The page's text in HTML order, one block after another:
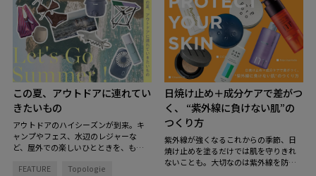
この夏、アウトドアに連れてい
きたいもの
アウトドアのハイシーズンが到来。キ
ャンプやフェス、水辺のレジャーな
ど、屋外での楽しいひとときを、もっ
えました。 とっておきのアイテムを持
FEATURE Topologie
日焼け止め＋成分ケアで差がつ
く、 “紫外線に負けない肌”の
つくり方
紫外線が強くなるこれからの季節、日
焼け止めを塗るだけでは肌を守りきれ
ないことも。大切なのは紫外線を防ぐ